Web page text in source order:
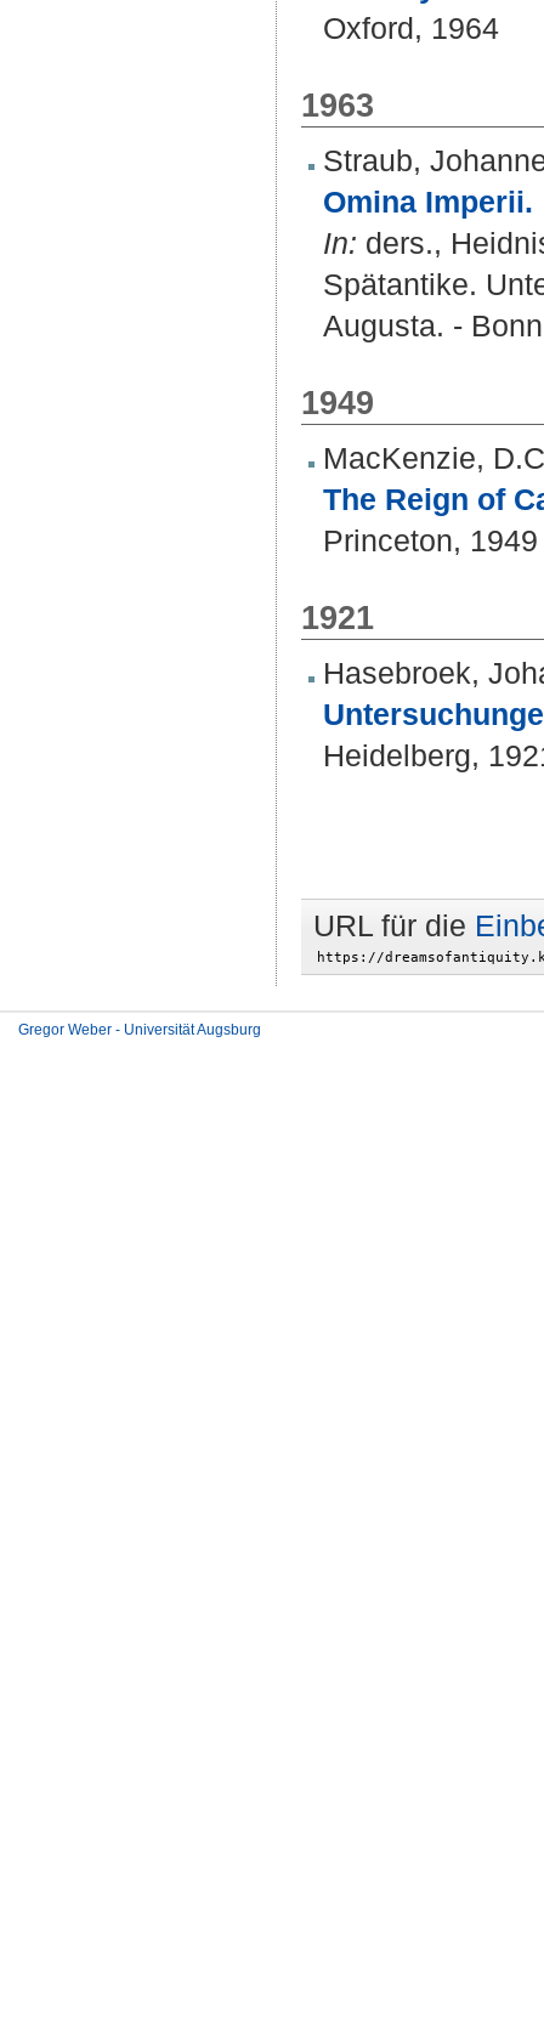
Oxford, 1964
1963
Straub,
Omina Imperii.
In: ders.,
Spätantike.
Augusta. -
1949
MacKenzie,
The Reign of
Princeton, 1949
1921
Hasebroek,
Heidelberg,
URL für die
Gregor Weber - Universität Augsburg